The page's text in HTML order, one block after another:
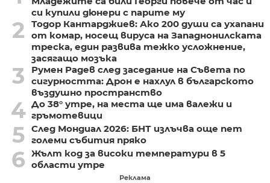
си купили дюнери с парите му
2
Тодор Кантарджиев: Ако 200 души са ухапани
от комар, носещ вируса на Западнонилската
треска, един развива тежко усложнение,
засягащо мозъка
3
Румен Радев след заседание на Съвета по
сигурността: Дрон е нахлул в българското
въздушно пространство
4 До 38° утре, на места ще има валежи и
гръмотевици
5 След Мондиал 2026: БНТ излъчва още пет
големи събития пряко
6 Жълт код за високи температури в 5
области утре
Реклама